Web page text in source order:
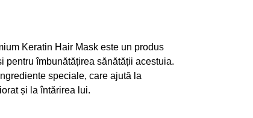
Keratin Hair Mask este un produs
pentru îmbunătățirea sănătății acestuia.
speciale, care ajută la
și la întărirea lui.